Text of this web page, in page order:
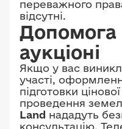
переважного
відсутні.
Допомога
аукціоні
Якщо у вас
участі,
підготовки
проведення
Land нададуть
консультацію.